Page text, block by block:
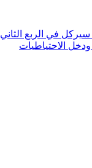
سيركل في الربع
الاحتياطيات